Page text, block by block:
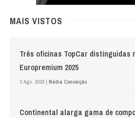
MAIS VISTOS
Três oficinas TopCar distinguidas
Europremium 2025
3 Ago. 2026 | Nádia Conceição
Continental alarga gama de